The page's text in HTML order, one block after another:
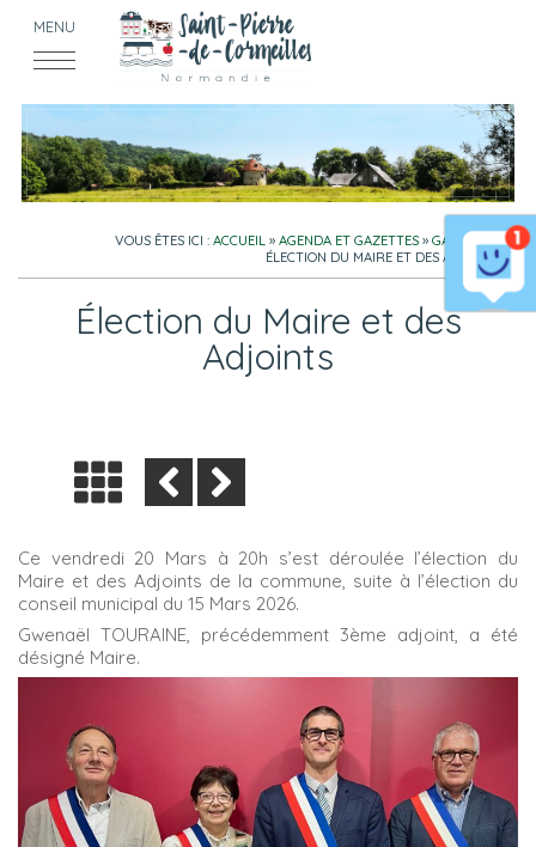
MENU
VOUS ÊTES ICI : ACCUEIL » AGENDA ET GAZETTES » GAZETTES»
ÉLECTION DU MAIRE ET DES ADJOINTS
Élection du Maire et des
Adjoints
Ce vendredi 20 Mars à 20h s’est déroulée l’élection du
Maire et des Adjoints de la commune, suite à l’élection du
conseil municipal du 15 Mars 2026.
Gwenaël TOURAINE, précédemment 3ème adjoint, a été
désigné Maire.